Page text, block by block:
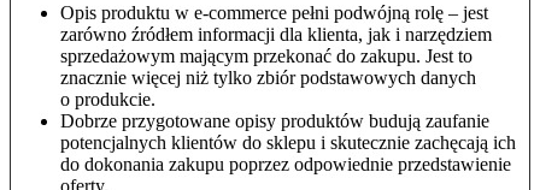
Opis produktu w e⁠‑commerce pełni podwójną rolę – jest
zarówno źródłem informacji dla klienta, jak i narzędziem
sprzedażowym mającym przekonać do zakupu. Jest to
znacznie więcej niż tylko zbiór podstawowych danych
o produkcie.
Dobrze przygotowane opisy produktów budują zaufanie
potencjalnych klientów do sklepu i skutecznie zachęcają ich
do dokonania zakupu poprzez odpowiednie przedstawienie
oferty.